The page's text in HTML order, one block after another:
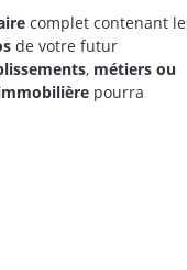
complet contenant
de votre futur
, métiers ou
pourra